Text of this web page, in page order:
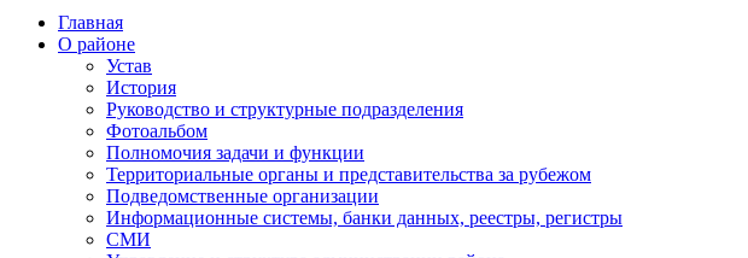
Главная
О районе
Устав
История
Руководство и структурные подразделения
Фотоальбом
Полномочия задачи и функции
Территориальные органы и представительства за рубежом
Подведомственные организации
Информационные системы, банки данных, реестры, регистры
СМИ